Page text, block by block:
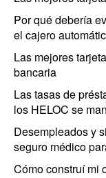
Por qué debería
el cajero
Las mejores
bancaria
Las tasas de
los HELOC se
Desempleados y
seguro médico
Cómo construí mi